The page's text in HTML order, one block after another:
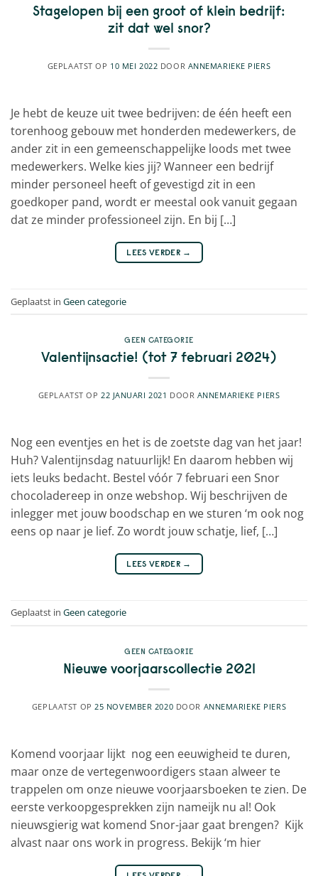
Stagelopen bij een groot of klein bedrijf:
zit dat wel snor?
GEPLAATST OP 10 MEI 2022 DOOR ANNEMARIEKE PIERS
Je hebt de keuze uit twee bedrijven: de één heeft een
torenhoog gebouw met honderden medewerkers, de
ander zit in een gemeenschappelijke loods met twee
medewerkers. Welke kies jij? Wanneer een bedrijf
minder personeel heeft of gevestigd zit in een
goedkoper pand, wordt er meestal ook vanuit gegaan
dat ze minder professioneel zijn. En bij […]
LEES VERDER →
Geplaatst in Geen categorie
GEEN CATEGORIE
Valentijnsactie! (tot 7 februari 2024)
GEPLAATST OP 22 JANUARI 2021 DOOR ANNEMARIEKE PIERS
Nog een eventjes en het is de zoetste dag van het jaar!
Huh? Valentijnsdag natuurlijk! En daarom hebben wij
iets leuks bedacht. Bestel vóór 7 februari een Snor
chocoladereep in onze webshop. Wij beschrijven de
inlegger met jouw boodschap en we sturen ‘m ook nog
eens op naar je lief. Zo wordt jouw schatje, lief, […]
LEES VERDER →
Geplaatst in Geen categorie
GEEN CATEGORIE
Nieuwe voorjaarscollectie 2021
GEPLAATST OP 25 NOVEMBER 2020 DOOR ANNEMARIEKE PIERS
Komend voorjaar lijkt nog een eeuwigheid te duren,
maar onze de vertegenwoordigers staan alweer te
trappelen om onze nieuwe voorjaarsboeken te zien. De
eerste verkoopgesprekken zijn nameijk nu al! Ook
nieuwsgierig wat komend Snor-jaar gaat brengen? Kijk
alvast naar ons work in progress. Bekijk ‘m hier